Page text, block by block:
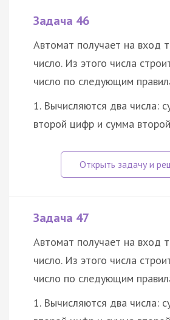
Задача 46
Автомат получает на вход
число. Из этого числа
число по следующим
1. Вычисляются два числа:
второй цифр и сумма
Задача 47
Автомат получает на вход
число. Из этого числа
число по следующим
1. Вычисляются два числа: